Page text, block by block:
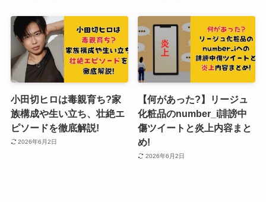
小田切ヒロは毒親育ち?家
族構成や生い立ち、壮絶エ
ピソードを徹底解説!
2026年6月2日
【何があった?】リージュ
化粧品のnumber_i誹謗中
傷ツイートと炎上内容まと
め!
2026年6月2日